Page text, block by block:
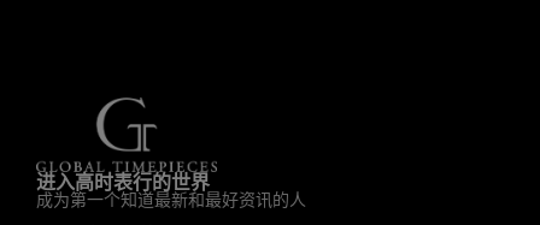
进入高时表行的世界
成为第一个知道最新和最好资讯的人